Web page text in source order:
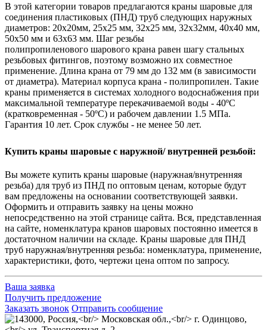
В этой категории товаров предлагаются краны шаровые для
соединения пластиковых (ПНД) труб следующих наружных
диаметров: 20х20мм, 25х25 мм, 32х25 мм, 32х32мм, 40х40 мм,
50х50 мм и 63х63 мм. Шаг резьбы
полипропиленового шарового крана равен шагу стальных
резьбовых фитингов, поэтому возможно их совместное
применение. Длина крана от 79 мм до 132 мм (в зависимости
от диаметра). Материал корпуса крана - полипропилен. Такие
краны применяется в системах холодного водоснабжения при
максимальной температуре перекачиваемой воды - 40ºС
(кратковременная - 50ºС) и рабочем давлении 1.5 МПа.
Гарантия 10 лет. Срок службы - не менее 50 лет.
Купить краны шаровые с наружной/ внутренней резьбой:
Вы можете купить краны шаровые (наружная/внутренняя
резьба) для труб из ПНД по оптовым ценам, которые будут
вам предложены на основании соответствующей заявки.
Оформить и отправить заявку на цены можно
непосредственно на этой странице сайта. Вся, представленная
на сайте, номенклатура кранов шаровых постоянно имеется в
достаточном наличии на складе. Краны шаровые для ПНД
труб наружная/внутренняя резьба: номенклатура, применение,
характеристики, фото, чертежи цена оптом по запросу.
Ваша заявка
Получить предложение
Заказать звонок Отправить сообщение